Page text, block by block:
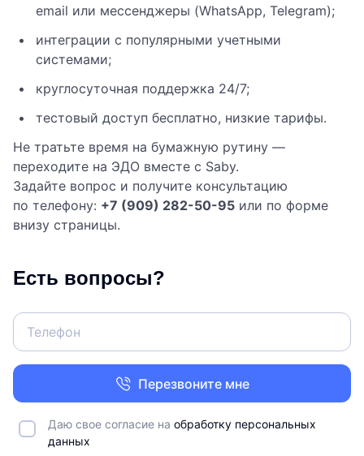
email или мессенджеры (WhatsApp, Telegram);
интеграции с популярными учетными
системами;
круглосуточная поддержка 24/7;
тестовый доступ бесплатно, низкие тарифы.
Не тратьте время на бумажную рутину —
переходите на ЭДО вместе с Saby.
Задайте вопрос и получите консультацию
по телефону: +7 (909) 282-50-95 или по форме
внизу страницы.
Есть вопросы?
Перезвоните мне
Даю свое согласие на обработку персональных
данных